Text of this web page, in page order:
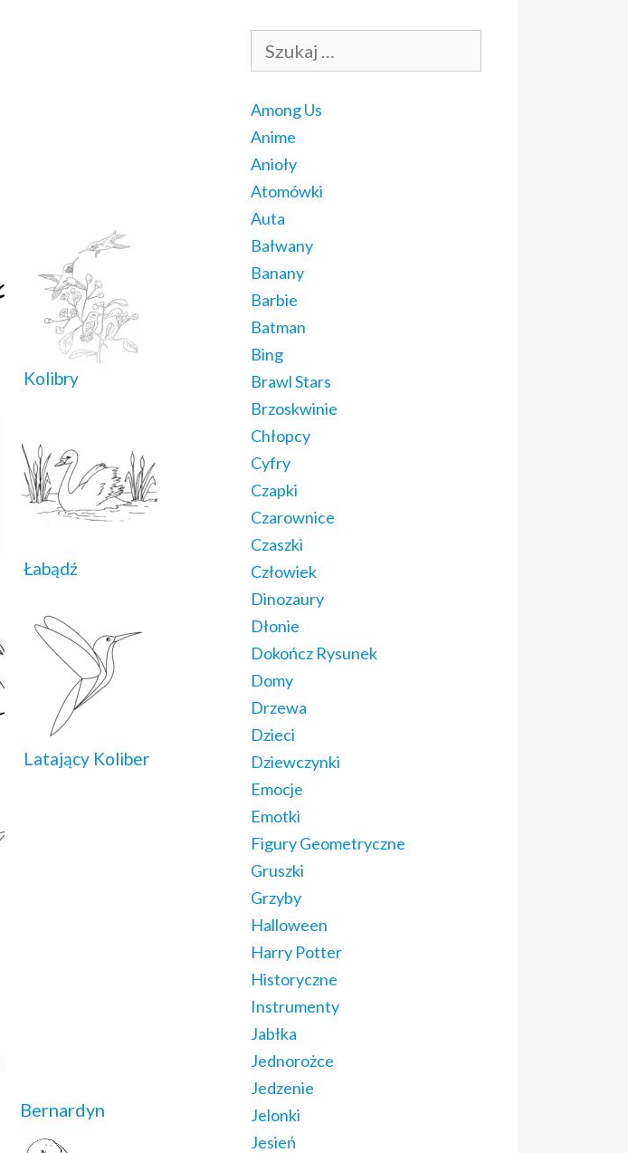
Kolibry
Łabądź
Latający Koliber
Bernardyn
Among Us
Anime
Anioły
Atomówki
Auta
Bałwany
Banany
Barbie
Batman
Bing
Brawl Stars
Brzoskwinie
Chłopcy
Cyfry
Czapki
Czarownice
Czaszki
Człowiek
Dinozaury
Dłonie
Dokończ Rysunek
Domy
Drzewa
Dzieci
Dziewczynki
Emocje
Emotki
Figury Geometryczne
Gruszki
Grzyby
Halloween
Harry Potter
Historyczne
Instrumenty
Jabłka
Jednorożce
Jedzenie
Jelonki
Jesień